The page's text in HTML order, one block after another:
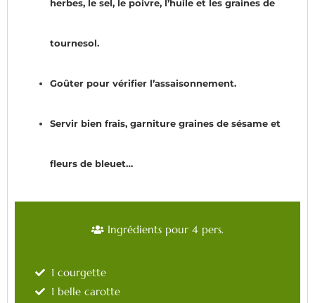
herbes, le sel, le poivre, l’huile et les graines de
tournesol.
Goûter pour vérifier l’assaisonnement.
Servir bien frais, garniture graines de sésame et
fleurs de bleuet…
Ingrédients pour 4 pers.
1 courgette
1 belle carotte